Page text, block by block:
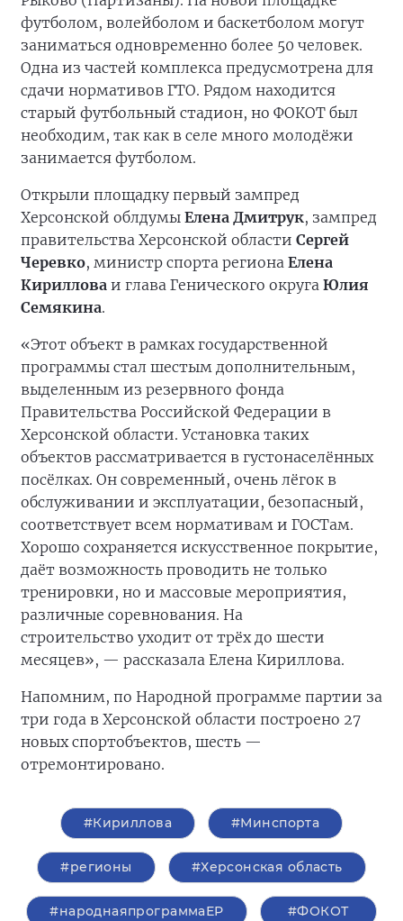
футболом, волейболом и баскетболом могут
заниматься одновременно более 50 человек.
Одна из частей комплекса предусмотрена для
сдачи нормативов ГТО. Рядом находится
старый футбольный стадион, но ФОКОТ был
необходим, так как в селе много молодёжи
занимается футболом.
Открыли площадку первый зампред
Херсонской облдумы Елена Дмитрук, зампред
правительства Херсонской области Сергей
Черевко, министр спорта региона Елена
Кириллова и глава Генического округа Юлия
Семякина.
«Этот объект в рамках государственной
программы стал шестым дополнительным,
выделенным из резервного фонда
Правительства Российской Федерации в
Херсонской области. Установка таких
объектов рассматривается в густонаселённых
посёлках. Он современный, очень лёгок в
обслуживании и эксплуатации, безопасный,
соответствует всем нормативам и ГОСТам.
Хорошо сохраняется искусственное покрытие,
даёт возможность проводить не только
тренировки, но и массовые мероприятия,
различные соревнования. На
строительство уходит от трёх до шести
месяцев», — рассказала Елена Кириллова.
Напомним, по Народной программе партии за
три года в Херсонской области построено 27
новых спортобъектов, шесть —
отремонтировано.
#Кириллова #Минспорта
#регионы #Херсонская область
#народнаяпрограммаЕР #ФОКОТ